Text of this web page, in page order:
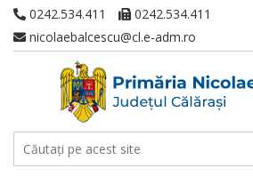
0242.534.411
0242.534.411
nicolaebalcescu@cl.e-adm.ro